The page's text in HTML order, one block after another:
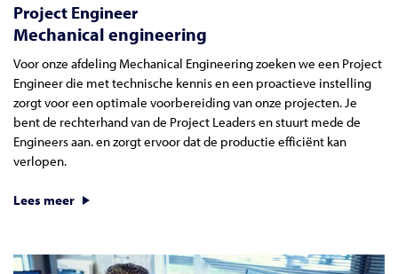
Project Engineer
Mechanical engineering
Voor onze afdeling Mechanical Engineering zoeken we een Project
Engineer die met technische kennis en een proactieve instelling
zorgt voor een optimale voorbereiding van onze projecten. Je
bent de rechterhand van de Project Leaders en stuurt mede de
Engineers aan. en zorgt ervoor dat de productie efficiënt kan
verlopen.
Lees meer